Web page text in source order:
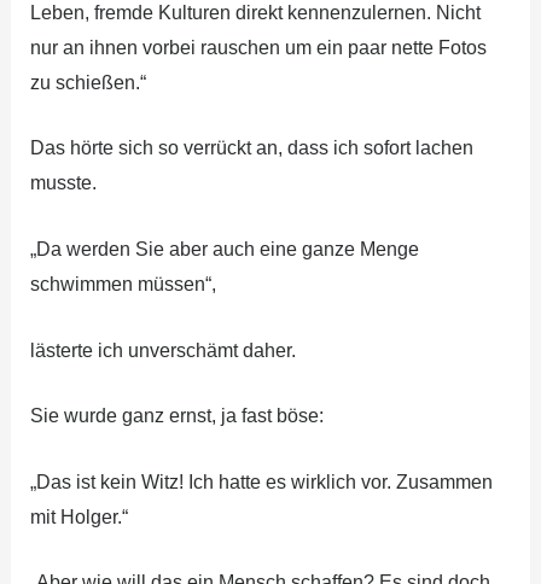
Leben, fremde Kulturen direkt kennenzulernen. Nicht
nur an ihnen vorbei rauschen um ein paar nette Fotos
zu schießen.“
Das hörte sich so verrückt an, dass ich sofort lachen
musste.
„Da werden Sie aber auch eine ganze Menge
schwimmen müssen“,
lästerte ich unverschämt daher.
Sie wurde ganz ernst, ja fast böse:
„Das ist kein Witz! Ich hatte es wirklich vor. Zusammen
mit Holger.“